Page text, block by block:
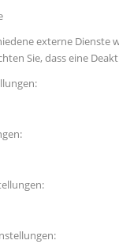
externe Dienste
Sie, dass eine